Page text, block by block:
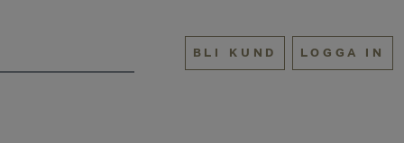
BLI KUND LOGGA IN